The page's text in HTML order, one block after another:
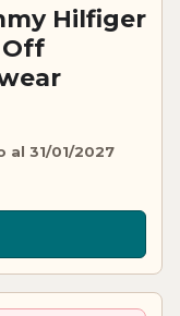
Hilfiger
Off
al 31/01/2027